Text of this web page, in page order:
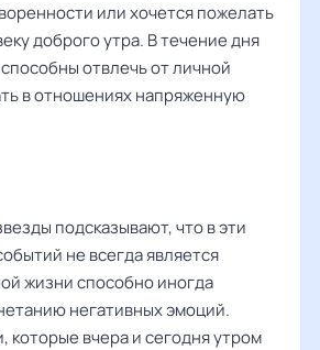
или хочется пожелать
доброго утра. В течение дня
отвлечь от личной
в отношениях напряженную
подсказывают, что в эти
не всегда является
жизни способно иногда
негативных эмоций.
которые вчера и сегодня утром